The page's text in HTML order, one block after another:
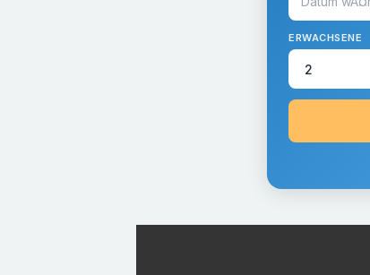
ERWACHSENE